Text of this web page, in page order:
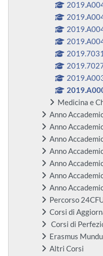
Medicina e
Anno
Anno
Anno
Anno
Anno
Anno
Anno
Percorso
Corsi di
Corsi di
Erasmus
Altri Corsi